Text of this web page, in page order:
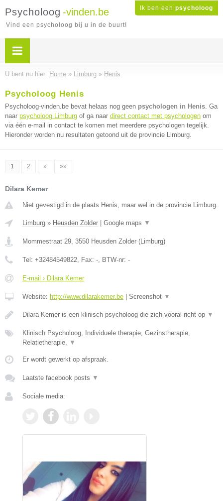
Ik ben een psycholoog
Psycholoog -vinden.be
Vind een psycholoog bij u in de buurt!
U bent nu hier: Home » Limburg » Henis
Psycholoog Henis
Psycholoog-vinden.be bevat helaas nog geen psychologen in Henis. Ga
naar psycholoog Limburg of ga naar direct contact met psychologen om
via één e-mail in contact te komen met meerdere psychologen tegelijk.
Hieronder worden nu resultaten getoond uit de provincie Limburg.
1 2 » »»
Dilara Kemer
Niet gevestigd in de plaats Henis, maar wel in de provincie Limburg.
Limburg » Heusden Zolder Google maps ▼
Mommestraat 29, 3550 Heusden Zolder (Limburg)
Tel: +32484549822, Fax: -, BTW-nr: -
E-mail › Dilara Kemer
Website: http://www.dilarakemer.be Screenshot ▼
Dilara Kemer is een klinisch psycholoog die zich vooral richt op ▼
Klinisch Psycholoog, Individuele therapie, Gezinstherapie,
Relatietherapie, ▼
Er wordt gewerkt op afspraak.
Laatste facebook posts ▼
Sociale media: